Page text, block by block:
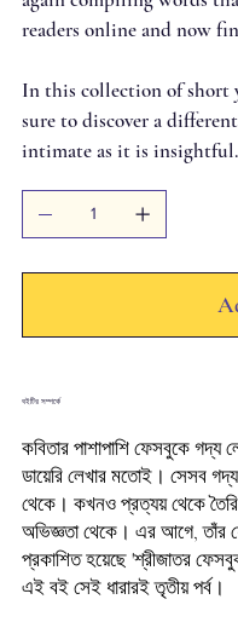
readers online and now
In this collection of short
sure to discover a
intimate as it is insightful.
বইটির সম্পর্কে
কবিতার পাশাপাশি ফেসবুকে
ডায়েরি লেখার মতোই। সেসব
থেকে। কখনও প্রত্যয় থেকে
অভিজ্ঞতা থেকে। এর আগে, তাঁর
প্রকাশিত হয়েছে 'শ্রীজাতর
এই বই সেই ধারারই তৃতীয় পর্ব।